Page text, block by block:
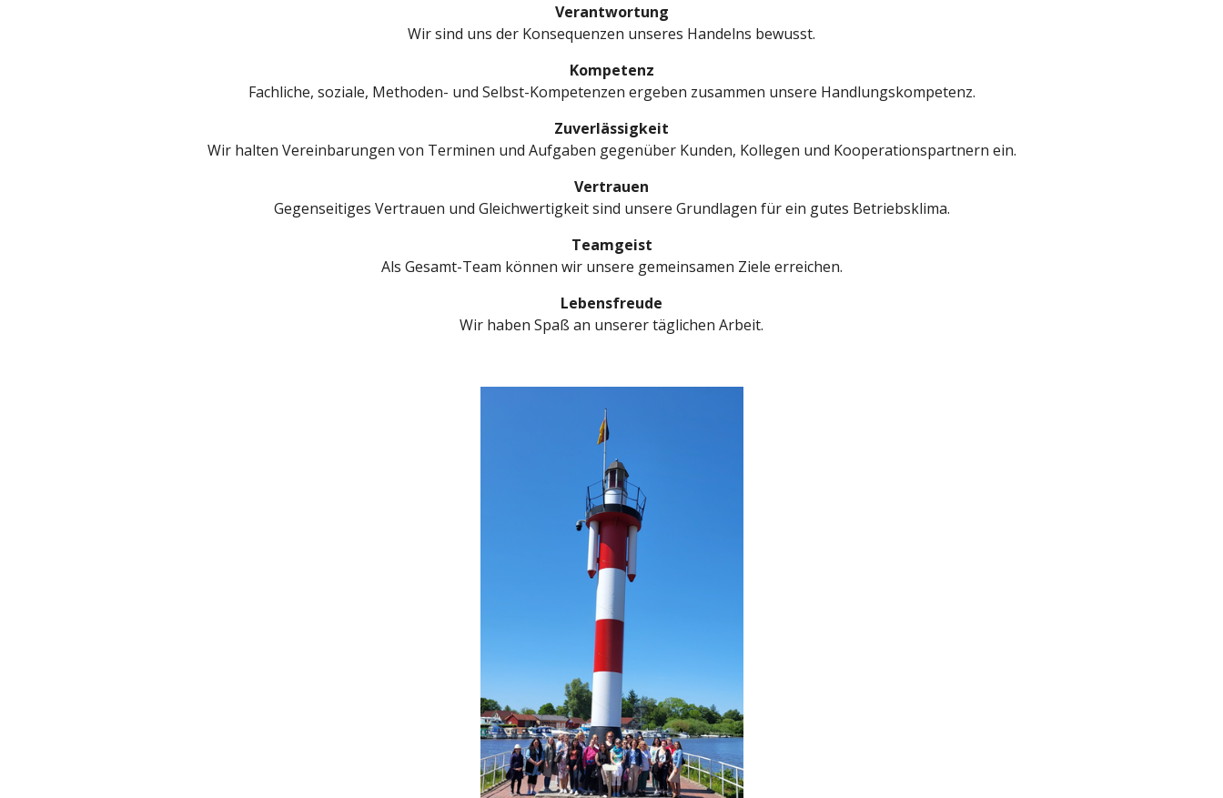
Verantwortung
Wir sind uns der Konsequenzen unseres Handelns bewusst.
Kompetenz
Fachliche, soziale, Methoden- und Selbst-Kompetenzen ergeben zusammen unsere Handlungskompetenz.
Zuverlässigkeit
Wir halten Vereinbarungen von Terminen und Aufgaben gegenüber Kunden, Kollegen und Kooperationspartnern ein.
Vertrauen
Gegenseitiges Vertrauen und Gleichwertigkeit sind unsere Grundlagen für ein gutes Betriebsklima.
Teamgeist
Als Gesamt-Team können wir unsere gemeinsamen Ziele erreichen.
Lebensfreude
Wir haben Spaß an unserer täglichen Arbeit.